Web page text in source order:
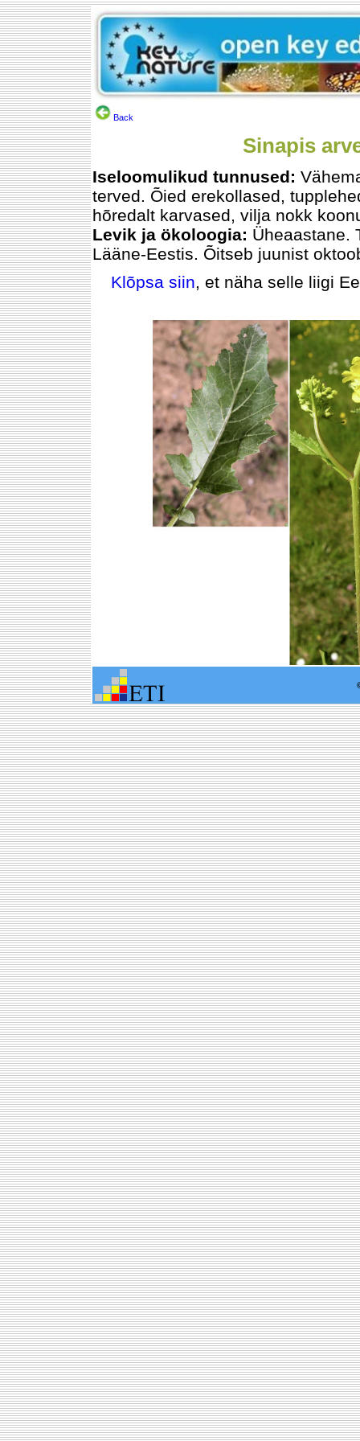
Back
Sinapis
Iseloomulikud tunnused:
terved. Õied erekollased,
hõredalt karvased, vilja nokk
Levik ja ökoloogia: Üheaastane.
Lääne-Eestis. Õitseb juunist
Klõpsa siin, et näha selle liigi